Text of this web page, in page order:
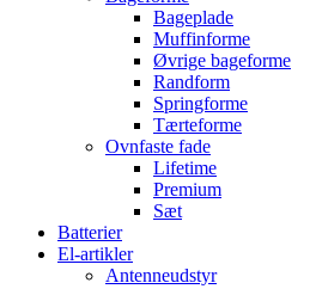
Bageplade
Muffinforme
Øvrige bageforme
Randform
Springforme
Tærteforme
Ovnfaste fade
Lifetime
Premium
Sæt
Batterier
El-artikler
Antenneudstyr